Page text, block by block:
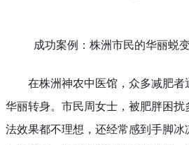
成功案例：株洲市民的华丽蜕
在株洲神农中医馆，众多减肥者
华丽转身。市民周女士，被肥胖困
法效果都不理想，还经常感到手脚